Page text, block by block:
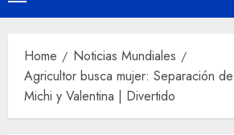
Home
Noticias Mundiales
Agricultor busca mujer: Separación
Michi y Valentina | Divertido